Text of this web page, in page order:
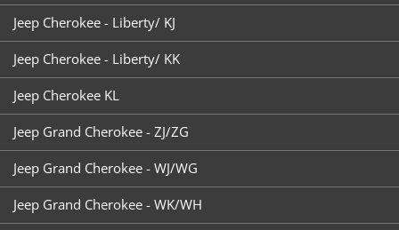
Jeep Cherokee - Liberty/ KJ
Jeep Cherokee - Liberty/ KK
Jeep Cherokee KL
Jeep Grand Cherokee - ZJ/ZG
Jeep Grand Cherokee - WJ/WG
Jeep Grand Cherokee - WK/WH